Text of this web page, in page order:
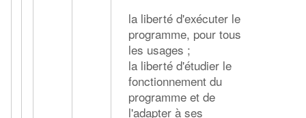
la liberté d'exécuter le
programme, pour tous
les usages ;
la liberté d'étudier le
fonctionnement du
programme et de
l'adapter à ses